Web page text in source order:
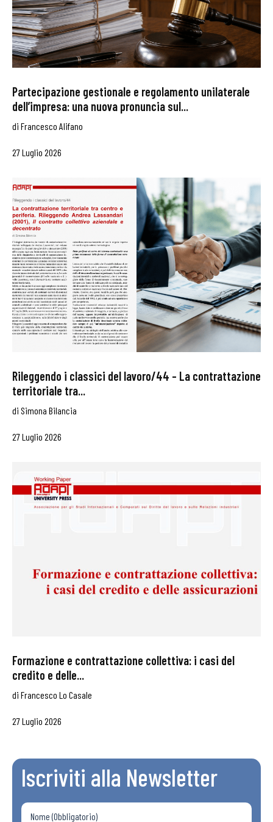
Partecipazione gestionale e regolamento unilaterale
dell’impresa: una nuova pronuncia sul...
di Francesco Alifano
27 Luglio 2026
Rileggendo i classici del lavoro/44 – La contrattazione
territoriale tra...
di Simona Bilancia
27 Luglio 2026
Formazione e contrattazione collettiva: i casi del
credito e delle...
di Francesco Lo Casale
27 Luglio 2026
Iscriviti alla Newsletter